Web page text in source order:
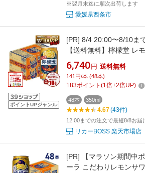
※翌月末迄に順次出荷します
愛媛県西条市
ポイントUPジャンル
[PR] 8/4 20:00〜8/10ま
【送料無料】檸檬堂 レ
ース/48本【一部地域送
6,740 円 送料無料
141円/本 (48本)
183ポイント (1倍+2倍UP)
48本 350ml
4.67(43件)
12:00までの注文で最短8/8お届
リカーBOSS 楽天市場店
[PR]
【マラソン期間中
ーラ こだわりレモンサ